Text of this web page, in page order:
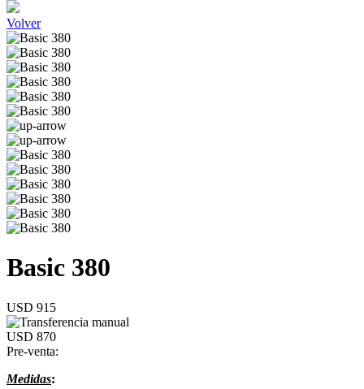
Volver
Basic 380
USD 915
USD 870
Pre-venta:
Medidas: